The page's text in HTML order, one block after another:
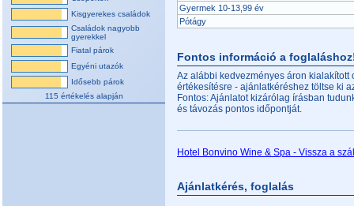
Kisgyerekes családok
Családok nagyobb
gyerekkel
Fiatal párok
Egyéni utazók
Idősebb párok
115 értékelés alapján
Gyermek 10-13,99 év
Pótágy
Fontos információ a
Az alábbi kedvezményes áron
értékesítésre - ajánlatkéréshez töltse ki
Fontos: Ajánlatot kizárólag írásban
és távozás pontos időpontját.
Hotel Bonvino Wine & Spa - Vissza a
Ajánlatkérés, foglalás